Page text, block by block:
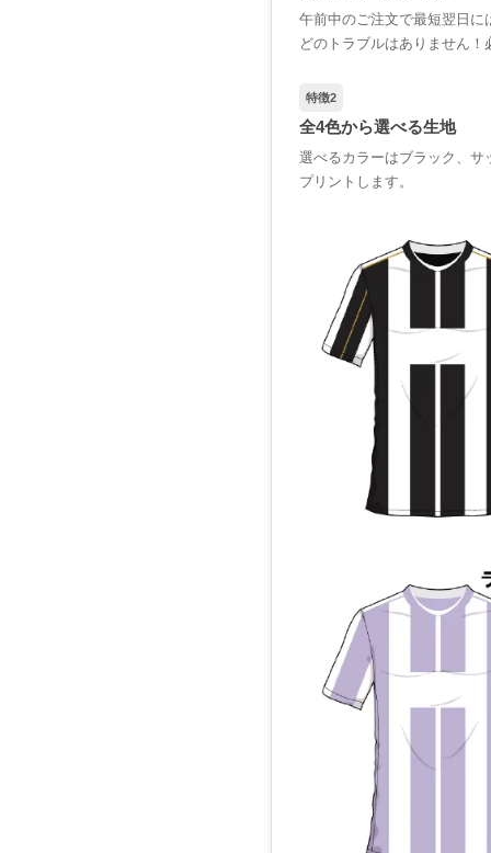
午前中のご注文で最短翌日
どのトラブルはありません
特徴2
全4色から選べる生地
選べるカラーはブラック、
プリントします。